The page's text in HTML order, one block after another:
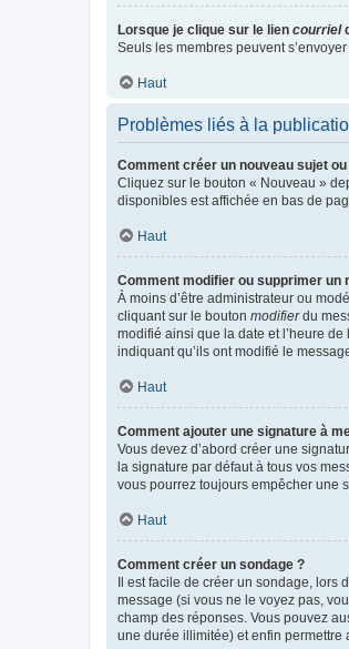
Lorsque je clique sur le lien courriel
Seuls les membres peuvent
Haut
Problèmes liés à la
Comment créer un nouveau sujet
Cliquez sur le bouton « Nouveau »
disponibles est affichée en bas de
Haut
Comment modifier ou supprimer un
À moins d’être administrateur ou
cliquant sur le bouton modifierdu
modifié ainsi que la date et l’heure
indiquant qu’ils ont modifié le
Haut
Comment ajouter une signature à
Vous devez d’abord créer une
la signature par défaut à tous vos
vous pourrez toujours empêcher une
Haut
Comment créer un sondage ?
Il est facile de créer un sondage, lors
message (si vous ne le voyez pas,
champ des réponses. Vous pouvez
une durée illimitée) et enfin permettre